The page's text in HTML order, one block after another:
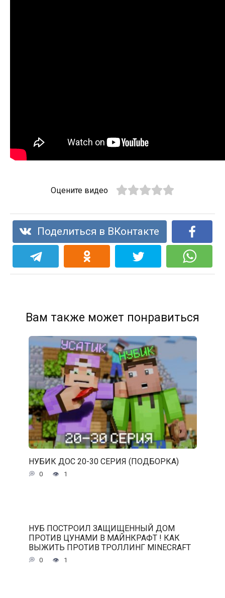
Оцените видео
Поделиться в ВКонтакте
Вам также может понравиться
НУБИК ДОС 20-30 СЕРИЯ (ПОДБОРКА)
0 1
НУБ ПОСТРОИЛ ЗАЩИЩЕННЫЙ ДОМ
ПРОТИВ ЦУНАМИ В МАЙНКРАФТ ! КАК
ВЫЖИТЬ ПРОТИВ ТРОЛЛИНГ MINECRAFT
0 1